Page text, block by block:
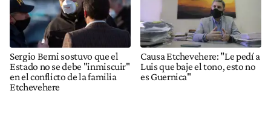
Sergio Berni sostuvo que el
Estado no se debe "inmiscuir"
en el conflicto de la familia
Etchevehere
Causa Etchevehere: "Le pedí a
Luis que baje el tono, esto no
es Guernica"